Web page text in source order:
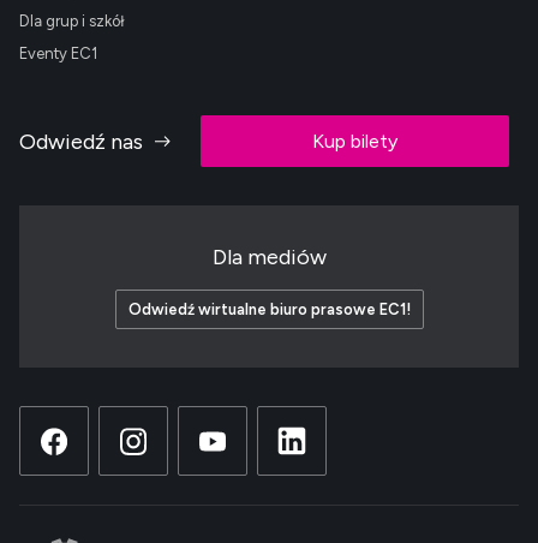
Dla grup i szkół
Eventy EC1
Odwiedź nas Kup bilety
Dla mediów
Odwiedź wirtualne biuro prasowe EC1!